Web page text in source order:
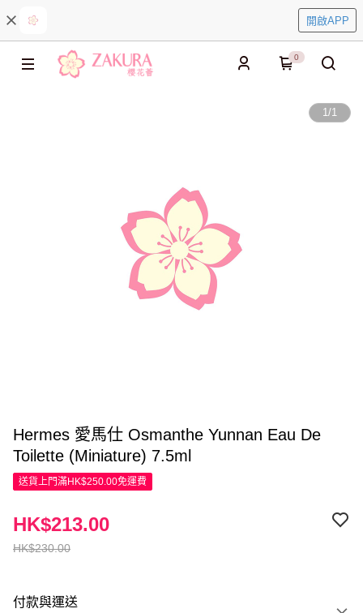
開啟APP
0
1/1
Hermes 愛馬仕 Osmanthe Yunnan Eau De
Toilette (Miniature) 7.5ml
送貨上門滿HK$250.00免運費
HK$230.00
HK$213.00
付款與運送